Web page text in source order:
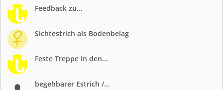
Feedback zu...
Sichtestrich als Bodenbelag
Feste Treppe in den...
begehbarer Estrich /...